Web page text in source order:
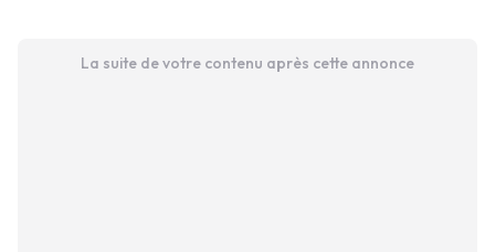
La suite de votre contenu après cette annonce